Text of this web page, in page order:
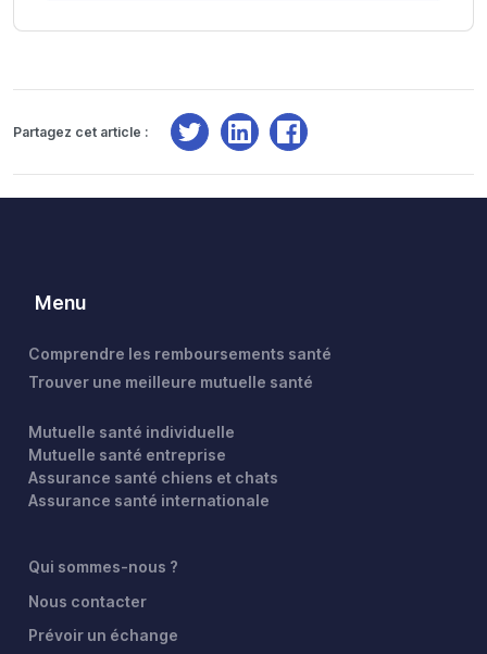
Partagez cet article :
Menu
Comprendre les remboursements santé
Trouver une meilleure mutuelle santé
Mutuelle santé individuelle
Mutuelle santé entreprise
Assurance santé chiens et chats
Assurance santé internationale
Qui sommes-nous ?
Nous contacter
Prévoir un échange